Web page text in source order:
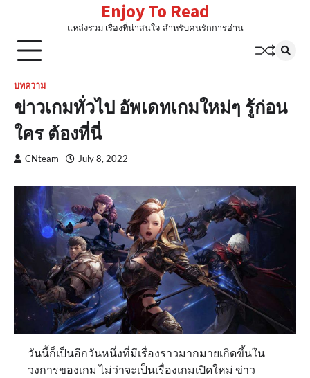
content
Enjoy To Read
แหล่งรวม เรื่องที่น่าสนใจ สำหรับคนรักการอ่าน
บทความ
ข่าวเกมทั่วไป อัพเดทเกมใหม่ๆ รู้ก่อน
ใคร ต้องที่นี่
CNteam July 8, 2022
วันนี้ก็เป็นอีกวันหนึ่งที่มีเรื่องราวมากมายเกิดขึ้นใน
วงการของเกม ไม่ว่าจะเป็นเรื่องเกมเปิดใหม่ ข่าว